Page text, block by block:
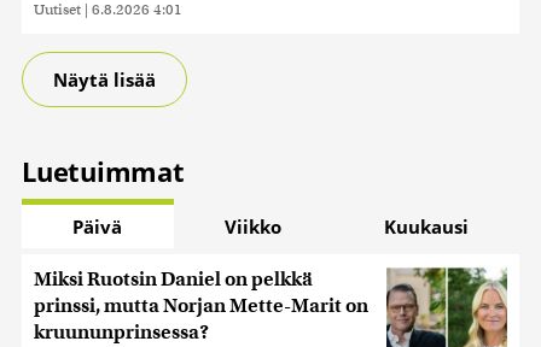
Uutiset | 6.8.2026 4:01
Näytä lisää
Luetuimmat
Päivä Viikko Kuukausi
Miksi Ruotsin Daniel on pelkkä
prinssi, mutta Norjan Mette-Marit on
kruununprinsessa?